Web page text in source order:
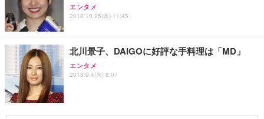
エンタメ
2018.10.25(木) 11:45
北川景子、DAIGOに好評な手料理は「MD」
エンタメ
2018.9.4(火) 8:07